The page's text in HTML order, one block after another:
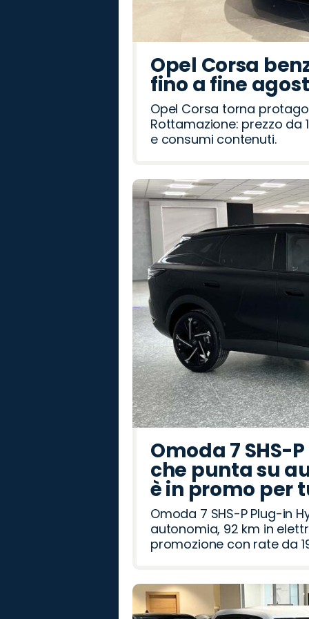
Opel Corsa
fino a fine
Opel Corsa torna
Rottamazione: prezzo da
e consumi contenuti.
Omoda 7 SHS-
che punta su
è in promo per
Omoda 7 SHS-P Plug-in
autonomia, 92 km in
promozione con rate da